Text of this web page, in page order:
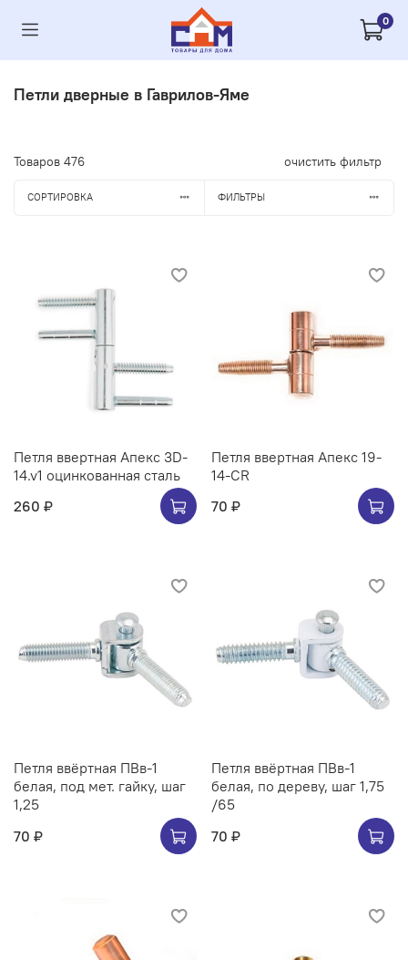
0
Петли дверные в Гаврилов-Яме
Товаров 476 очистить фильтр
СОРТИРОВКА ФИЛЬТРЫ
Петля ввертная Апекс 3D-
14.v1 оцинкованная сталь
260 ₽
Петля ввертная Апекс 19-
14-CR
70 ₽
Петля ввёртная ПВв-1
белая, под мет. гайку, шаг
1,25
70 ₽
Петля ввёртная ПВв-1
белая, по дереву, шаг 1,75
/65
70 ₽